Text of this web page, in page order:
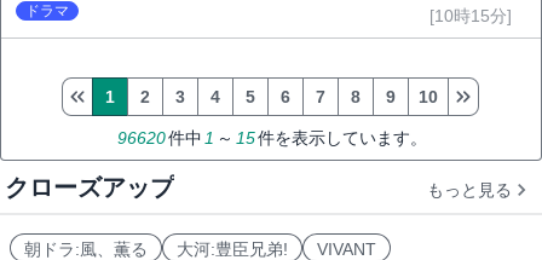
ドラマ [10時15分]
96620件中 1 ～ 15件を表示しています。
1 2 3 4 5 6 7 8 9 10
クローズアップ もっと見る
朝ドラ:風、薫る 大河:豊臣兄弟!
VIVANT